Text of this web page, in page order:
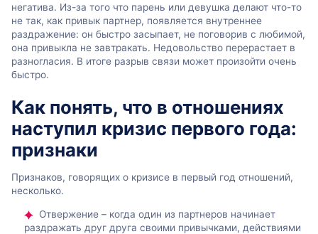
негатива. Из-за того что парень или девушка делают что-то
не так, как привык партнер, появляется внутреннее
раздражение: он быстро засыпает, не поговорив с любимой,
она привыкла не завтракать. Недовольство перерастает в
разногласия. В итоге разрыв связи может произойти очень
быстро.
Как понять, что в отношениях
наступил кризис первого года:
признаки
Признаков, говорящих о кризисе в первый год отношений,
несколько.
Отвержение – когда один из партнеров начинает
раздражать друг друга своими привычками, действиями